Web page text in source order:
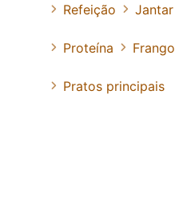
Refeição
Jantar
Proteína Frango
Pratos principais